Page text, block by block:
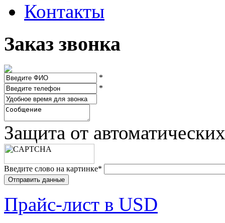
Контакты
Заказ звонка
*
*
Защита от
Введите слово на картинке*
Прайc-лист в USD